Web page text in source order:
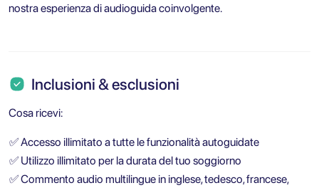
nostra esperienza di audioguida coinvolgente.
Inclusioni & esclusioni
Cosa ricevi:
✅Accesso illimitato a tutte le funzionalità autoguidate
✅ Utilizzo illimitato per la durata del tuo soggiorno
✅Commento audio multilingue in inglese, tedesco, francese,